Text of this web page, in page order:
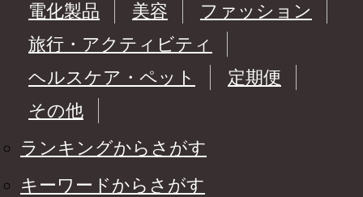
電化製品
美容
ファッション
旅行・アクティビティ
ヘルスケア・ペット
定期便
その他
ランキングからさがす
キーワードからさがす